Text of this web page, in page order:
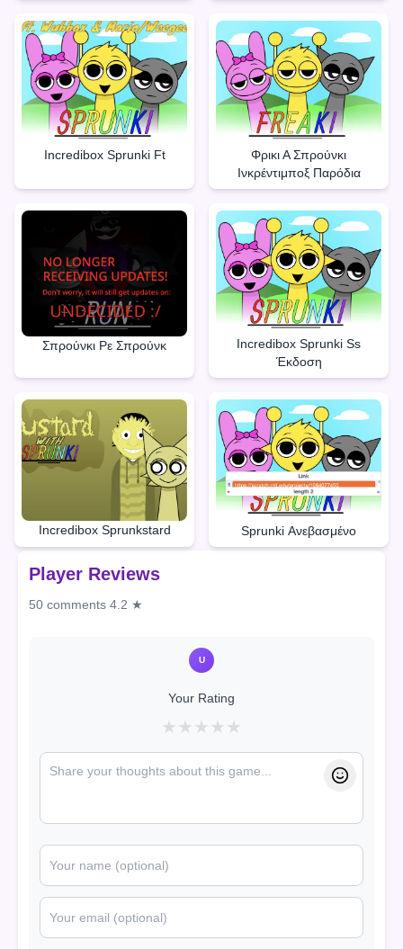
Incredibox Sprunki Ft
Φρικι Α Σπρούνκι
Ινκρέντιμποξ Παρόδια
Σπρούνκι Ρε Σπρούνκ
Incredibox Sprunki Ss
Έκδοση
Incredibox Sprunkstard Sprunki Ανεβασμένο
Player Reviews
50 comments 4.2 ★
U
Your Rating
★ ★ ★ ★ ★